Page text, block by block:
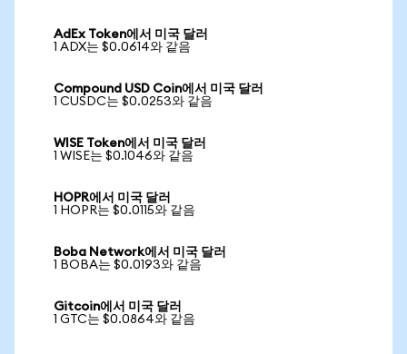
AdEx Token에서 미국 달러
1 ADX는 $0.0614와 같음
Compound USD Coin에서 미국 달러
1 CUSDC는 $0.0253와 같음
WISE Token에서 미국 달러
1 WISE는 $0.1046와 같음
HOPR에서 미국 달러
1 HOPR는 $0.0115와 같음
Boba Network에서 미국 달러
1 BOBA는 $0.0193와 같음
Gitcoin에서 미국 달러
1 GTC는 $0.0864와 같음